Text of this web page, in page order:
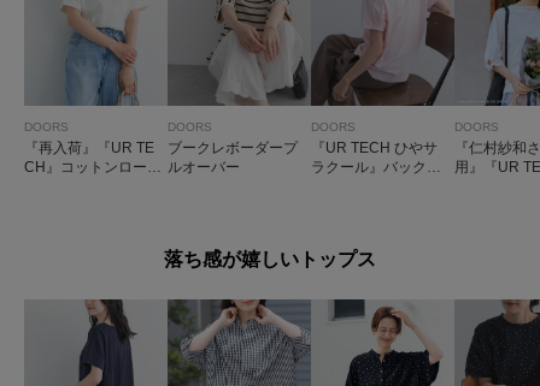
DOORS
『再入荷』『UR TE
CH』コットンロール
DOORS
ブークレボーダープ
ルオーバー
DOORS
『UR TECH ひやサ
ラクール』バックポ
DOORS
『仁村紗和
用』『UR
落ち感が嬉しいトップス